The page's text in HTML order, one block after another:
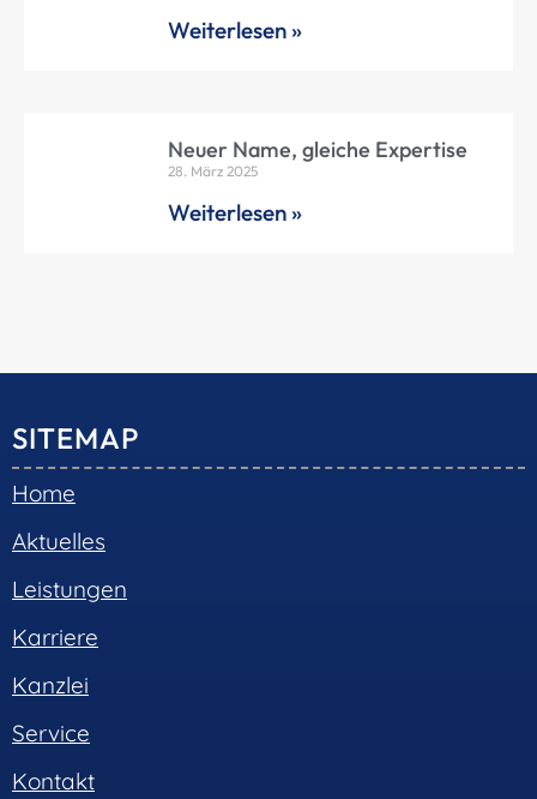
Weiterlesen »
Neuer Name, gleiche Expertise
28. März 2025
Weiterlesen »
SITEMAP
Home
Aktuelles
Leistungen
Karriere
Kanzlei
Service
Kontakt